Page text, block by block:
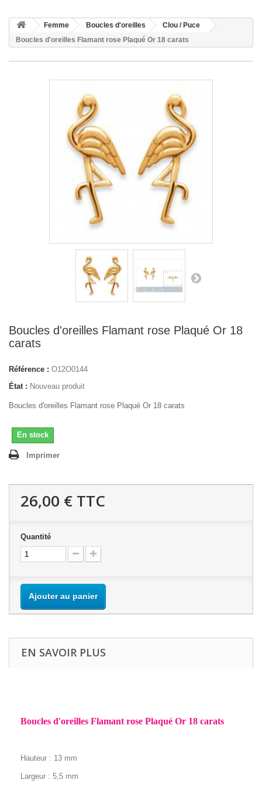
Femme Boucles d'oreilles
Clou / Puce
Boucles d'oreilles Flamant rose Plaqué Or 18 carats
Boucles d'oreilles Flamant rose Plaqué Or 18
carats
Référence : O12O0144
État : Nouveau produit
Boucles d'oreilles Flamant rose Plaqué Or 18 carats
En stock
Imprimer
26,00 € TTC
Quantité
Ajouter au panier
EN SAVOIR PLUS
Boucles d'oreilles Flamant rose Plaqué Or 18 carats
Hauteur : 13 mm
Largeur : 5,5 mm